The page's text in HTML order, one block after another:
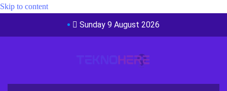
Skip to content
Sunday 9 August 2026